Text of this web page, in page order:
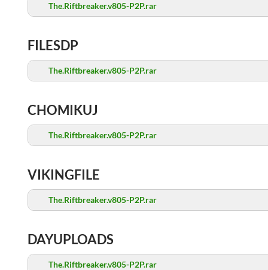
The.Riftbreaker.v805-P2P.rar
FILESDP
The.Riftbreaker.v805-P2P.rar
CHOMIKUJ
The.Riftbreaker.v805-P2P.rar
VIKINGFILE
The.Riftbreaker.v805-P2P.rar
DAYUPLOADS
The.Riftbreaker.v805-P2P.rar